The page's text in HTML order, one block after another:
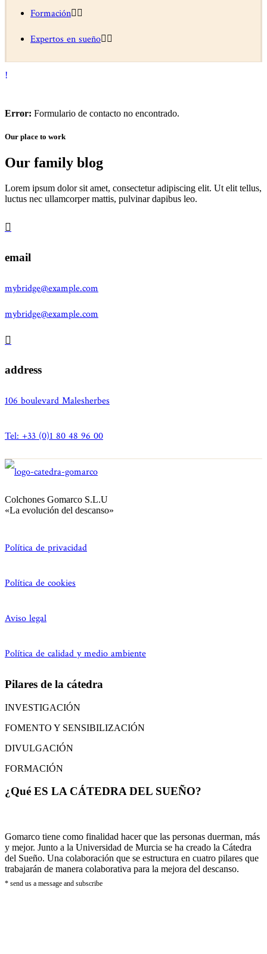
Formación
Expertos en sueño
Error: Formulario de contacto no encontrado.
Our place to work
Our family blog
Lorem ipsum dolor sit amet, consectetur adipiscing elit. Ut elit tellus,
luctus nec ullamcorper mattis, pulvinar dapibus leo.
email
mybridge@example.com
mybridge@example.com
address
106 boulevard Malesherbes
Tel: +33 (0)1 80 48 96 00
Colchones Gomarco S.L.U
«La evolución del descanso»
Política de privacidad
Política de cookies
Aviso legal
Política de calidad y medio ambiente
Pilares de la cátedra
INVESTIGACIÓN
FOMENTO Y SENSIBILIZACIÓN
DIVULGACIÓN
FORMACIÓN
¿Qué ES LA CÁTEDRA DEL SUEÑO?
Gomarco tiene como finalidad hacer que las personas duerman, más
y mejor. Junto a la Universidad de Murcia se ha creado la Cátedra
del Sueño. Una colaboración que se estructura en cuatro pilares que
trabajarán de manera colaborativa para la mejora del descanso.
* send us a message and subscribe